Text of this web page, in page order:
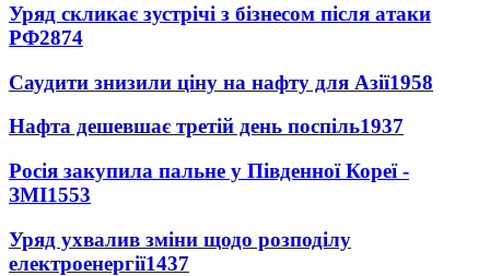
Уряд скликає зустрічі з бізнесом після атаки
РФ2874
Саудити знизили ціну на нафту для Азії1958
Нафта дешевшає третій день поспіль1937
Росія закупила пальне у Південної Кореї -
ЗМІ1553
Уряд ухвалив зміни щодо розподілу
електроенергії1437